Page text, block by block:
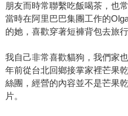
朋友而時常聯繫吃飯喝茶，也
當時在阿里巴巴集團工作的
的她，喜歡穿著短褲背包去旅行
我自己非常喜歡貓狗，我們家
年前從台北回鄉接掌家裡芒果
絲團，經營的內容並不是芒果
片。